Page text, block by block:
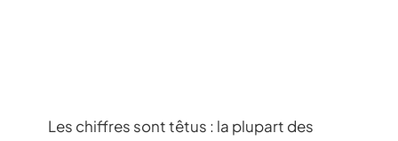
Les chiffres sont têtus : la plupart des